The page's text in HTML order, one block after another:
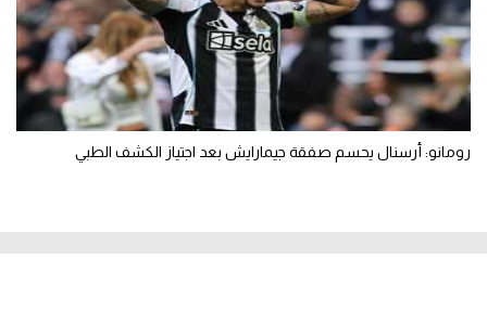
رومانو: أرسنال يحسم صفقة جيمارايش بعد اجتياز الكشف الطبي